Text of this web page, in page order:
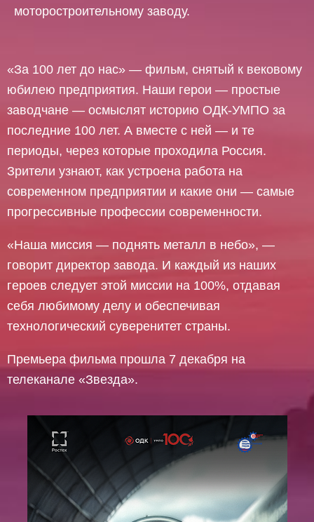
моторостроительному заводу.
«За 100 лет до нас» — фильм, снятый к вековому
юбилею предприятия. Наши герои — простые
заводчане — осмыслят историю ОДК-УМПО за
последние 100 лет. А вместе с ней — и те
периоды, через которые проходила Россия.
Зрители узнают, как устроена работа на
современном предприятии и какие они — самые
прогрессивные профессии современности.
«Наша миссия — поднять металл в небо», —
говорит директор завода. И каждый из наших
героев следует этой миссии на 100%, отдавая
себя любимому делу и обеспечивая
технологический суверенитет страны.
Премьера фильма прошла 7 декабря на
телеканале «Звезда».